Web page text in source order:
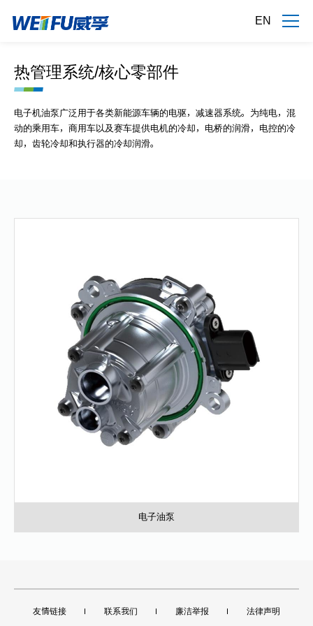
EN
热管理系统/核心零部件
电子机油泵广泛用于各类新能源车辆的电驱，减速器系统。为纯电，混
动的乘用车，商用车以及赛车提供电机的冷却，电桥的润滑，电控的冷
却，齿轮冷却和执行器的冷却润滑。
电子油泵
友情链接 联系我们 廉洁举报 法律声明